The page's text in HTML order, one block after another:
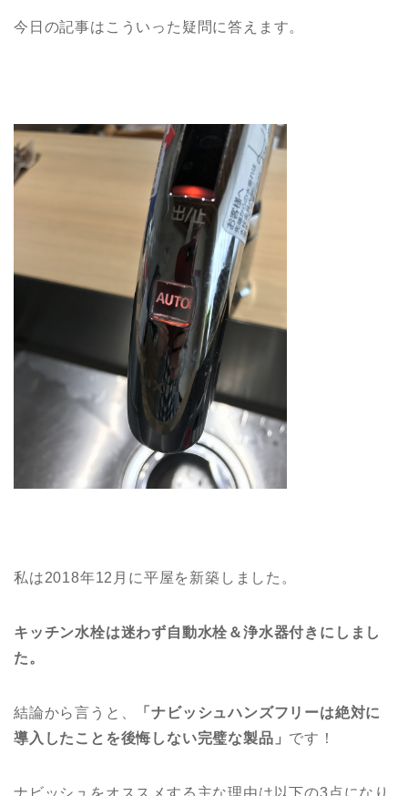
今日の記事はこういった疑問に答えます。
私は2018年12月に平屋を新築しました。
キッチン水栓は迷わず自動水栓＆浄水器付きにしまし
た。
結論から言うと、
「ナビッシュハンズフリーは絶対に
導入したことを後悔しない完璧な製品」 です！
ナビッシュをオススメする主な理由は以下の3点になり